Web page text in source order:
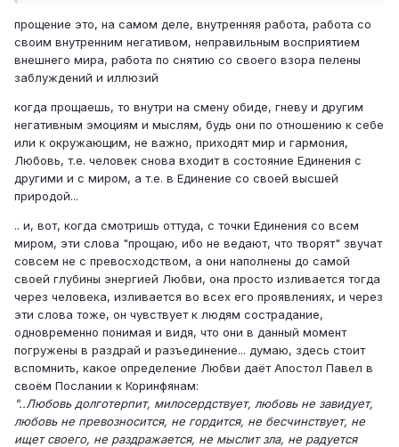
прощение это, на самом деле, внутренняя работа, работа со
своим внутренним негативом, неправильным восприятием
внешнего мира, работа по снятию со своего взора пелены
заблуждений и иллюзий
когда прощаешь, то внутри на смену обиде, гневу и другим
негативным эмоциям и мыслям, будь они по отношению к себе
или к окружающим, не важно, приходят мир и гармония,
Любовь, т.е. человек снова входит в состояние Единения с
другими и с миром, а т.е. в Единение со своей высшей
природой...
.. и, вот, когда смотришь оттуда, с точки Единения со всем
миром, эти слова "прощаю, ибо не ведают, что творят" звучат
совсем не с превосходством, а они наполнены до самой
своей глубины энергией Любви, она просто изливается тогда
через человека, изливается во всех его проявлениях, и через
эти слова тоже, он чувствует к людям сострадание,
одновременно понимая и видя, что они в данный момент
погружены в раздрай и разъединение... думаю, здесь стоит
вспомнить, какое определение Любви даёт Апостол Павел в
своём Послании к Коринфянам:
"..Любовь долготерпит, милосердствует, любовь не завидует,
любовь не превозносится, не гордится, не бесчинствует, не
ищет своего, не раздражается, не мыслит зла, не радуется